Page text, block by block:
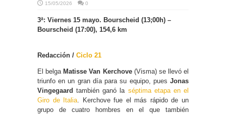
15/05/2026
0
3ª: Viernes 15 mayo. Bourscheid (13;00h) –
Bourscheid (17:00), 154,6 km
Redacción / Ciclo 21
El belga Matisse Van Kerchove (Visma) se llevó el
triunfo en un gran día para su equipo, pues Jonas
Vingegaard también ganó la séptima etapa en el
Giro de Italia. Kerchove fue el más rápido de un
grupo de cuatro hombres en el que también